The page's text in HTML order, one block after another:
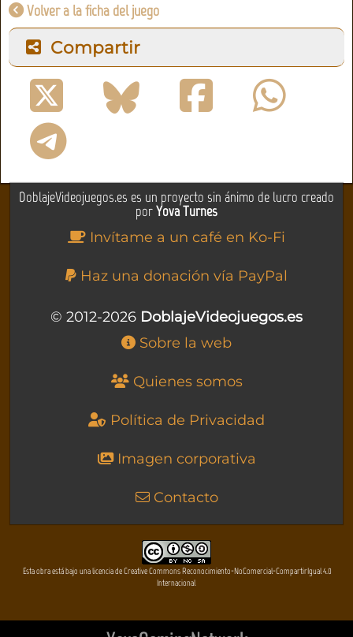
Volver a la ficha del juego
Compartir
DoblajeVideojuegos.es es un proyecto sin ánimo de lucro creado
porYova Turnes
Invítame a un café en Ko-Fi
Haz una donación vía PayPal
© 2012-2026 DoblajeVideojuegos.es
Sobre la web
Quienes somos
Política de Privacidad
Imagen corporativa
Contacto
Esta obra está bajo una licencia de Creative Commons Reconocimiento-NoComercial-CompartirIgual 4.0
Internacional